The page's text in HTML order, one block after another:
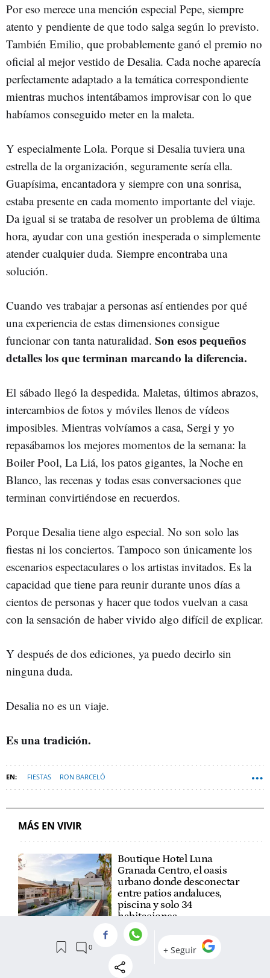
Por eso merece una mención especial Pepe, siempre
atento y pendiente de que todo salga según lo previsto.
También Emilio, que probablemente ganó el premio no
oficial al mejor vestido de Desalia. Cada noche aparecía
perfectamente adaptado a la temática correspondiente
mientras muchos intentábamos improvisar con lo que
habíamos conseguido meter en la maleta.
Y especialmente Lola. Porque si Desalia tuviera una
estrella de la organización, seguramente sería ella.
Guapísima, encantadora y siempre con una sonrisa,
estaba presente en cada momento importante del viaje.
Da igual si se trataba de resolver un problema de última
hora, ayudar con una gestión inesperada o simplemente
atender cualquier duda. Siempre encontraba una
solución.
Cuando ves trabajar a personas así entiendes por qué
una experiencia de estas dimensiones consigue
funcionar con tanta naturalidad. Son esos pequeños
detalles los que terminan marcando la diferencia.
El sábado llegó la despedida. Maletas, últimos abrazos,
intercambios de fotos y móviles llenos de vídeos
imposibles. Mientras volvíamos a casa, Sergi y yo
repasábamos los mejores momentos de la semana: la
Boiler Pool, La Liá, los patos gigantes, la Noche en
Blanco, las recenas y todas esas conversaciones que
terminan convirtiéndose en recuerdos.
Porque Desalia tiene algo especial. No son solo las
fiestas ni los conciertos. Tampoco son únicamente los
escenarios espectaculares o los artistas invitados. Es la
capacidad que tiene para reunir durante unos días a
cientos de personas y hacer que todos vuelvan a casa
con la sensación de haber vivido algo difícil de explicar.
Y después de dos ediciones, ya puedo decirlo sin
ninguna duda.
Desalia no es un viaje.
Es una tradición.
FIESTAS RON BARCELÓ
MÁS EN VIVIR
Boutique Hotel Luna
Granada Centro, el oasis
urbano donde desconectar
entre patios andaluces,
piscina y solo 34
habitaciones
El plan perfecto del verano:
moda, ocio y experiencias al
aire libre en McArthurGlen
Málaga